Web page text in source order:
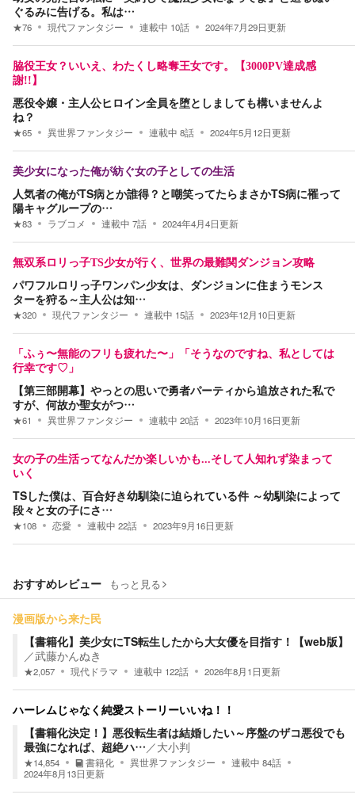
ぐるみに告げる。私は…
★76 現代ファンタジー 連載中 10話 2024年7月29日更新
脇役王女？いいえ、わたくし略奪王女です。【3000PV達成感
謝!!】
悪役令嬢・主人公ヒロイン全員を堕としましても構いませんよ
ね？
★65 異世界ファンタジー 連載中 8話 2024年5月12日更新
美少女になった俺が紡ぐ女の子としての生活
人気者の俺がTS病とか誰得？と嘲笑ってたらまさかTS病に罹って
陽キャグループの…
★83 ラブコメ 連載中 7話 2024年4月4日更新
無双系ロリっ子TS少女が行く、世界の最難関ダンジョン攻略
パワフルロリっ子ワンパン少女は、ダンジョンに住まうモンス
ターを狩る～主人公は知…
★320 現代ファンタジー 連載中 15話 2023年12月10日更新
「ふぅ〜無能のフリも疲れた〜」「そうなのですね、私としては
行幸です♡」
【第三部開幕】やっとの思いで勇者パーティから追放された私で
すが、何故か聖女がつ…
★61 異世界ファンタジー 連載中 20話 2023年10月16日更新
女の子の生活ってなんだか楽しいかも...そして人知れず染まって
いく
TSした僕は、百合好き幼馴染に迫られている件 ～幼馴染によって
段々と女の子にさ…
★108 恋愛 連載中 22話 2023年9月16日更新
おすすめレビュー もっと見る
漫画版から来た民
【書籍化】美少女にTS転生したから大女優を目指す！【web版】
／武藤かんぬき
★2,057 現代ドラマ 連載中 122話 2026年8月1日更新
ハーレムじゃなく純愛ストーリーいいね！！
【書籍化決定！】悪役転生者は結婚したい～序盤のザコ悪役でも
最強になれば、超絶ハ…／大小判
★14,854 書籍化 異世界ファンタジー 連載中 84話
2024年8月13日更新